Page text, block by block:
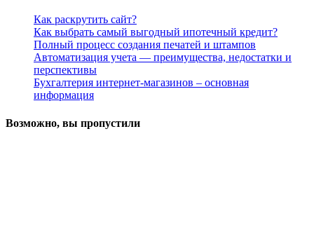
Как раскрутить сайт?
Как выбрать самый выгодный ипотечный кредит?
Полный процесс создания печатей и штампов
Автоматизация учета — преимущества, недостатки и
перспективы
Бухгалтерия интернет-магазинов – основная
информация
Возможно, вы пропустили